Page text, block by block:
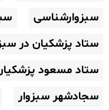
سبزوارشناسی
ستاد پزشکیان در
ستاد مسعود
سجادشهر سبزوار